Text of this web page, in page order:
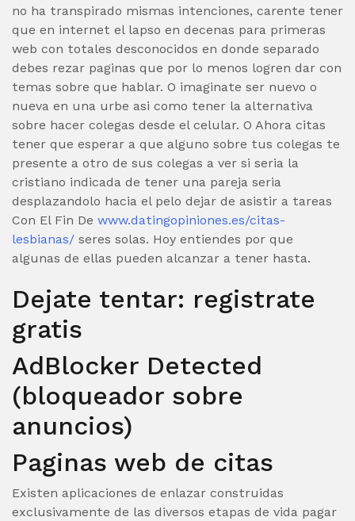
no ha transpirado mismas intenciones, carente tener
que en internet el lapso en decenas para primeras
web con totales desconocidos en donde separado
debes rezar paginas que por lo menos logren dar con
temas sobre que hablar. O imaginate ser nuevo o
nueva en una urbe asi­ como tener la alternativa
sobre hacer colegas desde el celular. O Ahora citas
tener que esperar a que alguno sobre tus colegas te
presente a otro de sus colegas a ver si seri­a la
cristiano indicada de tener una pareja seria
desplazandolo hacia el pelo dejar de asistir a tareas
Con El Fin De www.datingopiniones.es/citas-
lesbianas/ seres solas. Hoy entiendes por que
algunas de ellas pueden alcanzar a tener hasta.
Dejate tentar: registrate
gratis
AdBlocker Detected
(bloqueador sobre
anuncios)
Paginas web de citas
Existen aplicaciones de enlazar construidas
exclusivamente de las diversos etapas de vida pagar